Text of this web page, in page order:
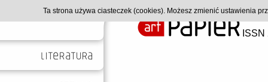
Ta strona używa ciasteczek (cookies). Możesz zmienić ustawienia